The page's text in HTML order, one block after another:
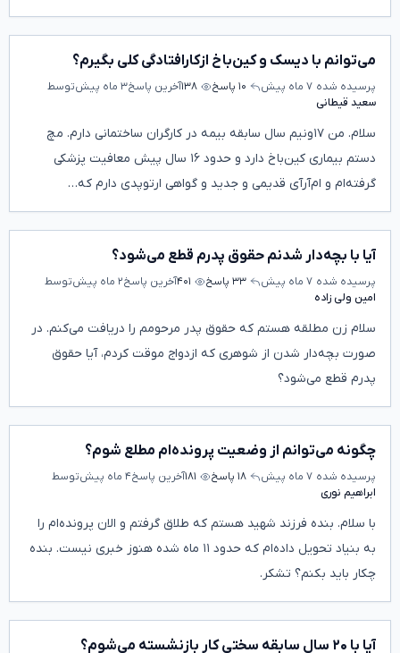
می‌توانم با دیسک و کین‌باخ ازکارافتادگی کلی بگیرم؟
پرسیده شده ۷ ماه پیش ۱۰ پاسخ ۱۳۸آخرین پاسخ۳ ماه پیش
توسط
سعید قیطانی
سلام. من ۱۷‌ونیم سال سابقه بیمه در کارگران ساختمانی دارم. مچ
دستم بیماری کین‌باخ دارد و حدود ۱۶ سال پیش معافیت پزشکی
گرفته‌ام و ام‌آر‌آی قدیمی و جدید و گواهی ارتوپدی دارم که…
آیا با بچه‌دار شدنم حقوق پدرم قطع می‌شود؟
پرسیده شده ۷ ماه پیش ۳۳ پاسخ ۴۰۱آخرین پاسخ۲ ماه پیش
توسط
امین ولی زاده
سلام زن مطلقه هستم که حقوق پدر مرحومم را دریافت می‌کنم. در
صورت بچه‌دار شدن از شوهری که ازدواج موقت کردم، آیا حقوق
پدرم قطع می‌شود؟
چگونه می‌توانم از وضعیت پرونده‌ام مطلع شوم؟
پرسیده شده ۷ ماه پیش ۱۸ پاسخ ۱۸۱آخرین پاسخ۴ ماه پیش
توسط
ابراهیم نوری
با سلام. بنده فرزند شهید هستم که طلاق گرفتم و الان پرونده‌ام را
به بنیاد تحویل داده‌ام که حدود ۱۱ ماه شده هنوز خبری نیست. بنده
چکار باید بکنم؟ تشکر.
آیا با ۲۰ سال سابقه سختی کار بازنشسته می‌شوم؟